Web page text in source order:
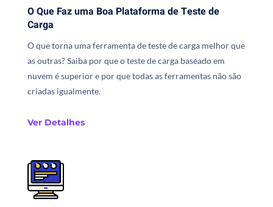
O Que Faz uma Boa Plataforma de Teste de
Carga
O que torna uma ferramenta de teste de carga melhor que
as outras? Saiba por que o teste de carga baseado em
nuvem é superior e por que todas as ferramentas não são
criadas igualmente.
Ver Detalhes